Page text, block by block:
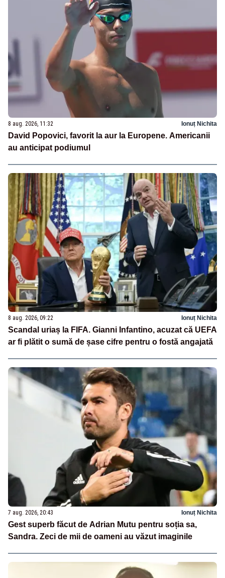
8 aug. 2026, 11:32 Ionuț Nichita
David Popovici, favorit la aur la Europene. Americanii
au anticipat podiumul
8 aug. 2026, 09:22 Ionuț Nichita
Scandal uriaș la FIFA. Gianni Infantino, acuzat că UEFA
ar fi plătit o sumă de șase cifre pentru o fostă angajată
7 aug. 2026, 20:43 Ionuț Nichita
Gest superb făcut de Adrian Mutu pentru soția sa,
Sandra. Zeci de mii de oameni au văzut imaginile